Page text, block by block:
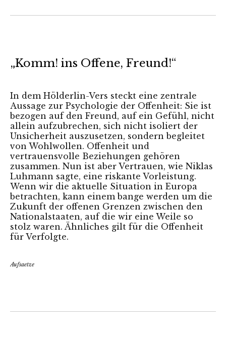
„Komm! ins Offene, Freund!“
In dem Hölderlin-Vers steckt eine zentrale
Aussage zur Psychologie der Offenheit: Sie ist
bezogen auf den Freund, auf ein Gefühl, nicht
allein aufzubrechen, sich nicht isoliert der
Unsicherheit auszusetzen, sondern begleitet
von Wohlwollen. Offenheit und
vertrauensvolle Beziehungen gehören
zusammen. Nun ist aber Vertrauen, wie Niklas
Luhmann sagte, eine riskante Vorleistung.
Wenn wir die aktuelle Situation in Europa
betrachten, kann einem bange werden um die
Zukunft der offenen Grenzen zwischen den
Nationalstaaten, auf die wir eine Weile so
stolz waren. Ähnliches gilt für die Offenheit
für Verfolgte.
Aufsaetze